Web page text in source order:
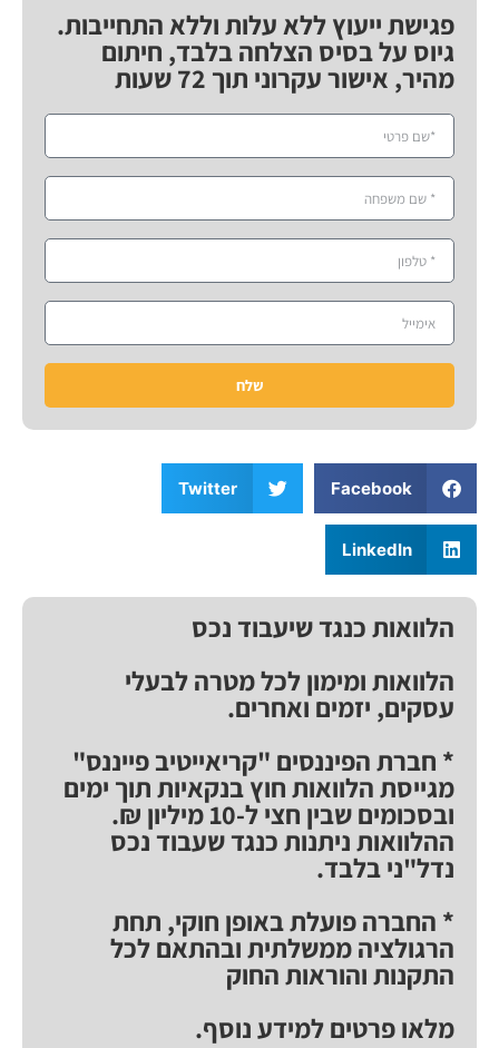
פגישת ייעוץ ללא עלות וללא התחייבות.
גיוס על בסיס הצלחה בלבד, חיתום
מהיר, אישור עקרוני תוך 72 שעות
שלח
Facebook
Twitter
LinkedIn
הלוואות כנגד שיעבוד נכס
הלוואות ומימון לכל מטרה לבעלי
עסקים, יזמים ואחרים.
* חברת הפיננסים "קריאייטיב פייננס"
מגייסת הלוואות חוץ בנקאיות תוך ימים
ובסכומים שבין חצי ל-10 מיליון ₪.
ההלוואות ניתנות כנגד שעבוד נכס
נדל"ני בלבד.
* החברה פועלת באופן חוקי, תחת
הרגולציה ממשלתית ובהתאם לכל
התקנות והוראות החוק
מלאו פרטים למידע נוסף.